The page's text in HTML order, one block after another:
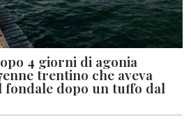
4 giorni di agonia
trentino che aveva
fondale dopo un tuffo dal